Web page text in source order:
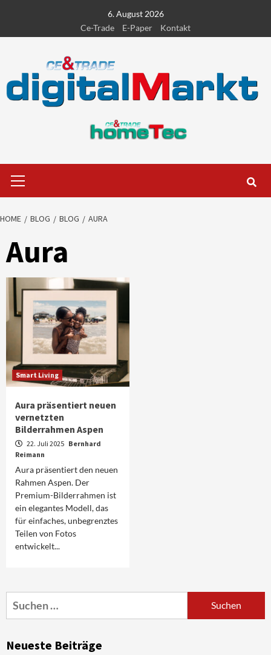
content
6. August 2026
Ce-Trade
E-Paper Kontakt
Menu
HOME BLOG BLOG AURA
Aura
Smart Living
Aura präsentiert neuen
vernetzten
Bilderrahmen Aspen
22. Juli 2025 Bernhard
Reimann
Aura präsentiert den neuen
Rahmen Aspen. Der
Premium-Bilderrahmen ist
ein elegantes Modell, das
für einfaches, unbegrenztes
Teilen von Fotos
entwickelt...
Suchen
nach:
Neueste Beiträge
3
Verbraucher setzen immer mehr auf
Aktuell Gaming